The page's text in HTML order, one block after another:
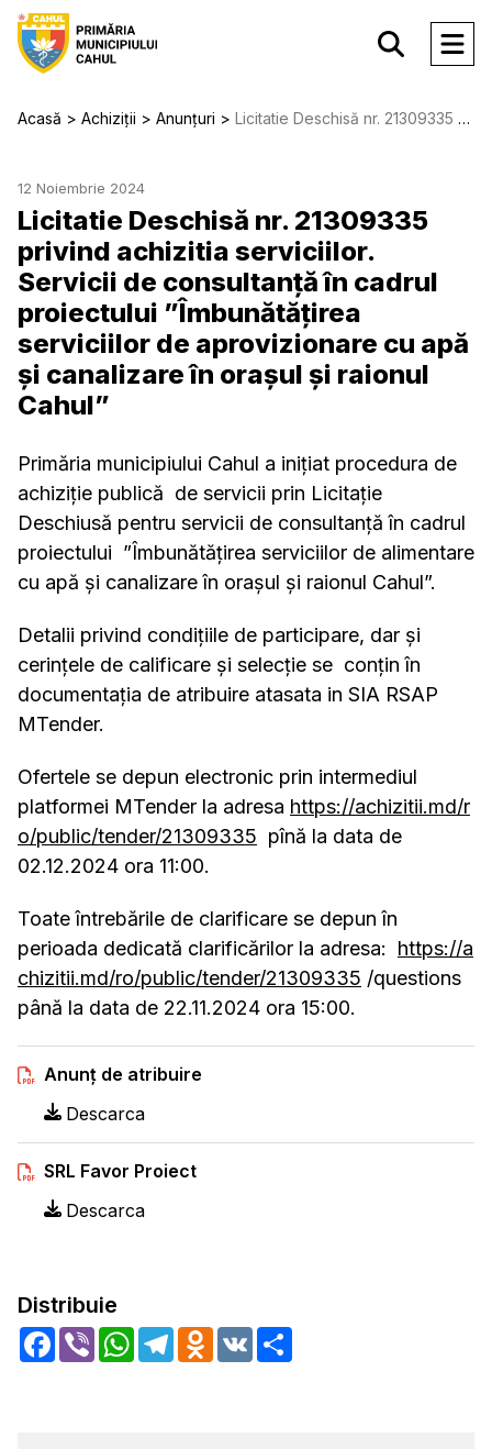
Acasă Achiziții Anunțuri Licitatie Deschisă nr. 21309335 privind achizitia serviciilor. Servicii de consultanță în cadrul proiectului ”Îmbunătățirea serviciilor de aprovizionare cu apă și canalizare în orașul și raionul Cahul”
12 Noiembrie 2024
Licitatie Deschisă nr. 21309335
privind achizitia serviciilor.
Servicii de consultanță în cadrul
proiectului ”Îmbunătățirea
serviciilor de aprovizionare cu apă
și canalizare în orașul și raionul
Cahul”
Primăria municipiului Cahul a inițiat procedura de
achiziție publică de servicii prin Licitație
Deschiusă pentru servicii de consultanță în cadrul
proiectului ”Îmbunătățirea serviciilor de alimentare
cu apă și canalizare în orașul și raionul Cahul”.
Detalii privind condițiile de participare, dar și
cerințele de calificare și selecție se conțin în
documentația de atribuire atasata in SIA RSAP
MTender.
Ofertele se depun electronic prin intermediul
platformei MTender la adresa https://achizitii.md/r
o/public/tender/21309335 pînă la data de
02.12.2024 ora 11:00.
Toate întrebările de clarificare se depun în
perioada dedicată clarificărilor la adresa: https://a
chizitii.md/ro/public/tender/21309335 /questions
până la data de 22.11.2024 ora 15:00.
Anunț de atribuire
Descarca
SRL Favor Proiect
Descarca
Distribuie
Facebook
Viber WhatsApp
TelegramOdnoklassniki
VK